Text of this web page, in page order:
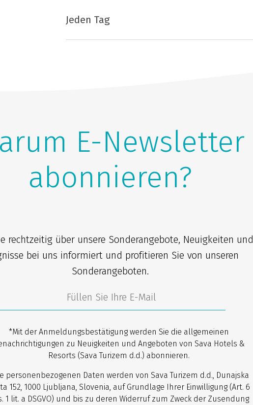
Jeden Tag
E-Newsletter
abonnieren?
rechtzeitig über unsere Sonderangebote, Neuigkeiten und
bei uns informiert und profitieren Sie von unseren
Sonderangeboten.
*Mit der Anmeldungsbestätigung werden Sie die allgemeinen
zu Neuigkeiten und Angeboten von Sava Hotels &
Resorts (Sava Turizem d.d.) abonnieren.
personenbezogenen Daten werden von Sava Turizem d.d., Dunajska
152, 1000 Ljubljana, Slovenia, auf Grundlage Ihrer Einwilligung (Art. 6
1 lit. a DSGVO) und bis zu deren Widerruf zum Zweck der Zusendung